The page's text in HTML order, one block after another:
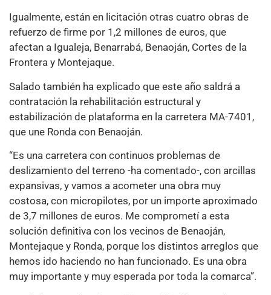
Igualmente, están en licitación otras cuatro obras de
refuerzo de firme por 1,2 millones de euros, que
afectan a Igualeja, Benarrabá, Benaoján, Cortes de la
Frontera y Montejaque.
Salado también ha explicado que este año saldrá a
contratación la rehabilitación estructural y
estabilización de plataforma en la carretera MA-7401,
que une Ronda con Benaoján.
“Es una carretera con continuos problemas de
deslizamiento del terreno -ha comentado-, con arcillas
expansivas, y vamos a acometer una obra muy
costosa, con micropilotes, por un importe aproximado
de 3,7 millones de euros. Me comprometí a esta
solución definitiva con los vecinos de Benaoján,
Montejaque y Ronda, porque los distintos arreglos que
hemos ido haciendo no han funcionado. Es una obra
muy importante y muy esperada por toda la comarca”.